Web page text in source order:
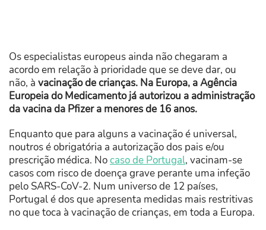
Os especialistas europeus ainda não chegaram a
acordo em relação à prioridade que se deve dar, ou
não, à vacinação de crianças. Na Europa, a Agência
Europeia do Medicamento já autorizou a administração
da vacina da Pfizer a menores de 16 anos.
Enquanto que para alguns a vacinação é universal,
noutros é obrigatória a autorização dos pais e/ou
prescrição médica. Nocaso de Portugal, vacinam-se
casos com risco de doença grave perante uma infeção
pelo SARS-CoV-2. Num universo de 12 países,
Portugal é dos que apresenta medidas mais restritivas
no que toca à vacinação de crianças, em toda a Europa.